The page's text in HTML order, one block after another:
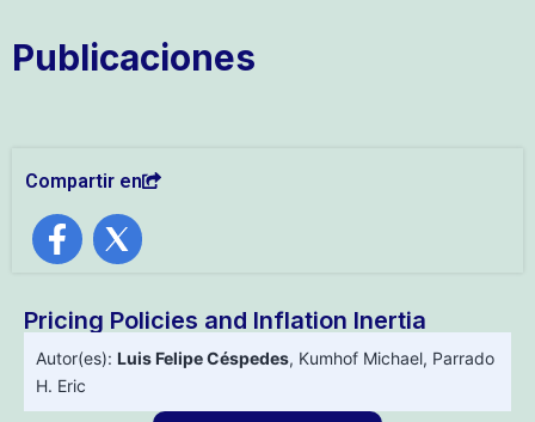
Publicaciones
Compartir en
Pricing Policies and Inflation Inertia
Autor(es): Luis Felipe Céspedes, Kumhof Michael, Parrado
H. Eric